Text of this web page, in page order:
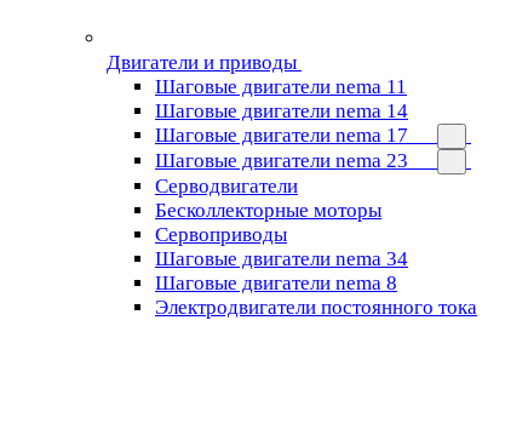
Двигатели и приводы
Шаговые двигатели nema 11
Шаговые двигатели nema 14
Шаговые двигатели nema 17
Шаговые двигатели nema 23
Cерводвигатели
Бесколлекторные моторы
Сервоприводы
Шаговые двигатели nema 34
Шаговые двигатели nema 8
Электродвигатели постоянного тока